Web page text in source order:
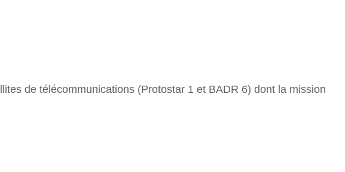
de télécommunications (Protostar 1 et BADR 6) dont la mission